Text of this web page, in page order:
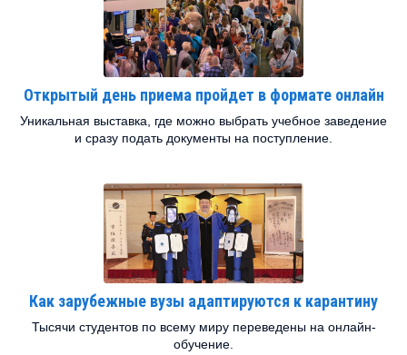
Открытый день приема пройдет в формате онлайн
Уникальная выставка, где можно выбрать учебное заведение
и сразу подать документы на поступление.
Как зарубежные вузы адаптируются к карантину
Тысячи студентов по всему миру переведены на онлайн-
обучение.